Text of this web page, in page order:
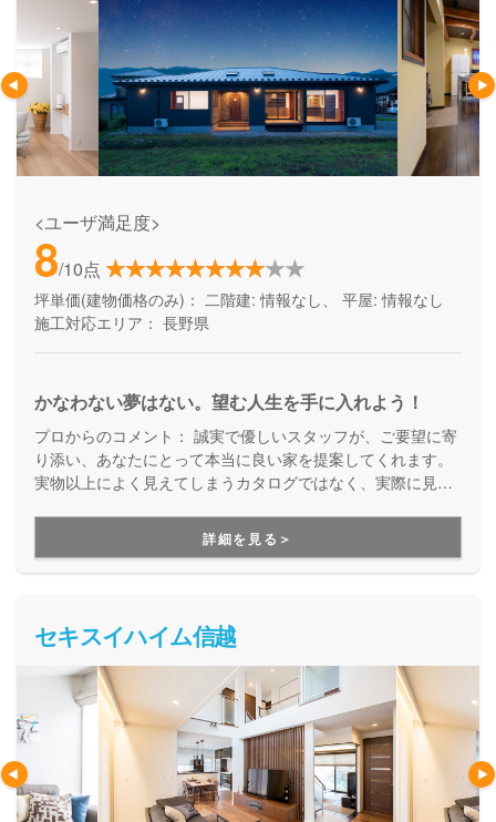
<ユーザ満足度>
8/10点
坪単価(建物価格のみ)： 二階建: 情報なし、 平屋: 情報なし
施工対応エリア： 長野県
かなわない夢はない。望む人生を手に入れよう！
プロからのコメント： 誠実で優しいスタッフが、ご要望に寄
り添い、あなたにとって本当に良い家を提案してくれます。
実物以上によく見えてしまうカタログではなく、実際に見て
さず公開。不透明なところのない、安心の家づくりを進めて
詳細を見る＞
セキスイハイム信越